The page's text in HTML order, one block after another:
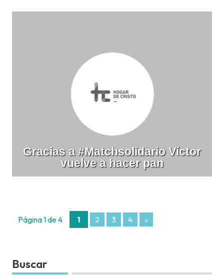
Gracias a #Matchsolidario Víctor
vuelve a hacer pan
Página 1 de 4 1 2 3 4 »
Buscar